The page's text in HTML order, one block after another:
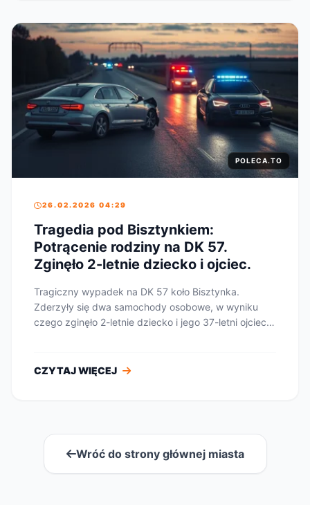
POLECA.TO
26.02.2026 04:29
Tragedia pod Bisztynkiem:
Potrącenie rodziny na DK 57.
Zginęło 2-letnie dziecko i ojciec.
Tragiczny wypadek na DK 57 koło Bisztynka.
Zderzyły się dwa samochody osobowe, w wyniku
czego zginęło 2-letnie dziecko i jego 37-letni ojciec.
CZYTAJ WIĘCEJ
Wróć do strony głównej miasta